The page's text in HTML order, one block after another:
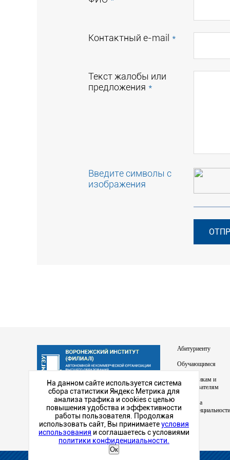
Контактный e-mail *
Текст жалобы или
предложения *
Введите символы с
изображения
Наш институт в
социальных сетях
Абитуриенту
Обучающимся
Сотрудникам и
преподавателям
Политика
конфиденциальности
На данном сайте используется система
сбора статистики Яндекс Метрика для
анализа трафика и cookies с целью
повышения удобства и эффективности
работы пользователя. Продолжая
использовать сайт, Вы принимаетеусловия
использования и соглашаетесь с условиями
политики конфиденциальности.
Ок